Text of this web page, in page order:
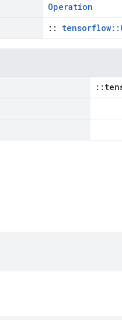
Operation
::